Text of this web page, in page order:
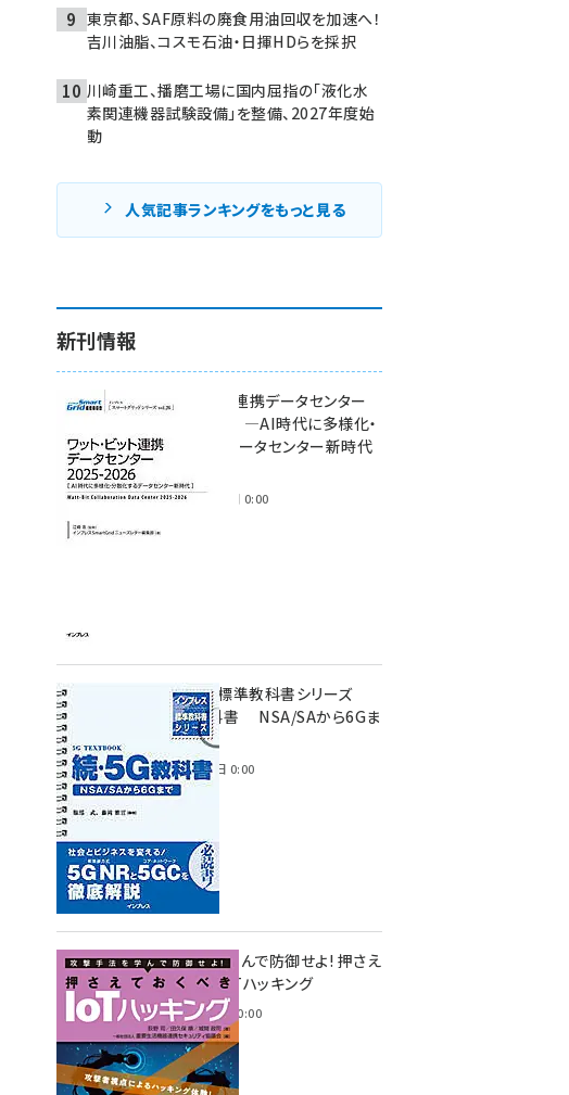
東京都、SAF原料の廃食用油回収を加速へ！
吉川油脂、コスモ石油・日揮HDらを採択
川崎重工、播磨工場に国内屈指の「液化水
素関連機器試験設備」を整備、2027年度始
動
人気記事ランキングをもっと見る
新刊情報
ワット・ビット連携データセンター
2025-2026 ―AI時代に多様化・
分散化するデータセンター新時代
2025年11月28日 0:00
インプレス標準教科書シリーズ
続・5G教科書 NSA/SAから6Gま
2023年4月3日 0:00
攻撃手法を学んで防御せよ! 押さえ
ておくべきIoTハッキング
2022年6月14日 0:00